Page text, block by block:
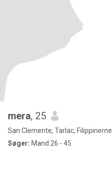
mera, 25
San Clemente, Tarlac, Filippinerne
Søger: Mand 26 - 45